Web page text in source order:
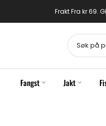
Frakt Fra kr 69.
Fangst Jakt